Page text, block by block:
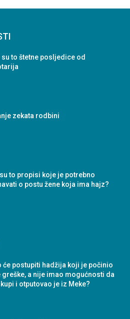
su to štetne posljedice od
zekata rodbini
to propisi koje je potrebno
o postu žene koja ima hajz?
će postupiti hadžija koji je počinio
greške, a nije imao mogućnosti da
i otputovao je iz Meke?